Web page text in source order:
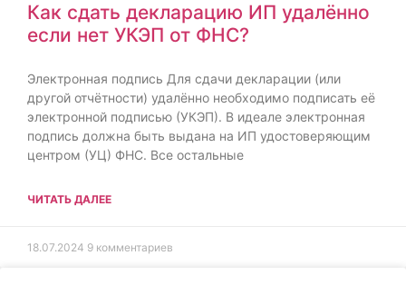
Как сдать декларацию ИП удалённо
если нет УКЭП от ФНС?
Электронная подпись Для сдачи декларации (или
другой отчётности) удалённо необходимо подписать её
электронной подписью (УКЭП). В идеале электронная
подпись должна быть выдана на ИП удостоверяющим
центром (УЦ) ФНС. Все остальные
ЧИТАТЬ ДАЛЕЕ
18.07.2024 9 комментариев